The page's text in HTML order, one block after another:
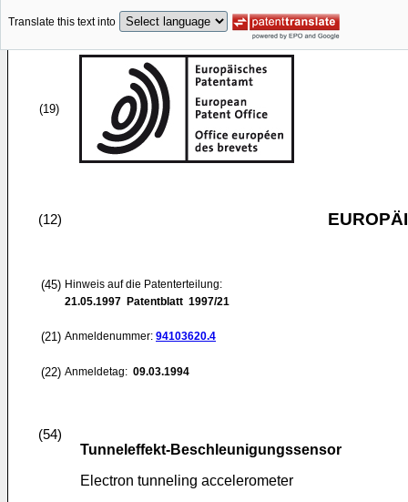
Translate this text into
(19)
(12)
(45) Hinweis auf die Patenterteilung:
21.05.1997 Patentblatt 1997/21
(21) Anmeldenummer: 94103620.4
(22) Anmeldetag: 09.03.1994
(54)
Tunneleffekt-Beschleunigungssensor
Electron tunneling accelerometer